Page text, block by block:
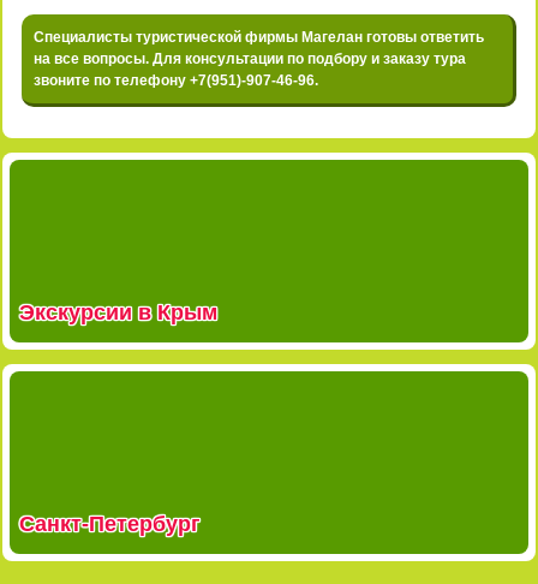
Специалисты туристической фирмы Магелан готовы ответить
на все вопросы. Для консультации по подбору и заказу тура
звоните по телефону+7(951)-907-46-96.
Экскурсии в Крым
Санкт-Петербург